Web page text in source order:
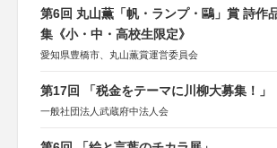
第6回 丸山薫「帆・ランプ・鷗」賞 詩作
集《小・中・高校生限定》
愛知県豊橋市、丸山薫賞運営委員会
第17回 「税金をテーマに川柳大募集！」
一般社団法人武蔵府中法人会